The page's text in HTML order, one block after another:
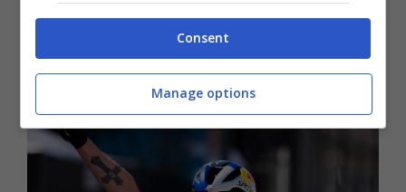
per gli abbuoni concessi dai traguardi
Consent
Manage options